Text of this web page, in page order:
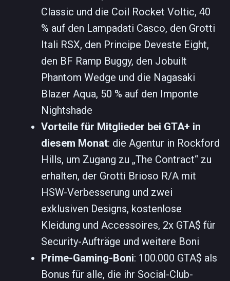
Classic und die Coil Rocket Voltic, 40
% auf den Lampadati Casco, den Grotti
Itali RSX, den Principe Deveste Eight,
den BF Ramp Buggy, den Jobuilt
Phantom Wedge und die Nagasaki
Blazer Aqua, 50 % auf den Imponte
Nightshade
Vorteile für Mitglieder bei GTA+ in
diesem Monat: die Agentur in Rockford
Hills, um Zugang zu „The Contract“ zu
erhalten, der Grotti Brioso R/A mit
HSW-Verbesserung und zwei
exklusiven Designs, kostenlose
Kleidung und Accessoires, 2x GTA$ für
Security-Aufträge und weitere Boni
Prime-Gaming-Boni: 100.000 GTA$ als
Bonus für alle, die ihr Social-Club-